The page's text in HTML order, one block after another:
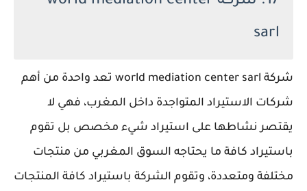
sarl
شركة world mediation center sarl تعد واحدة من أهم
شركات الاستيراد المتواجدة داخل المغرب، فهي لا
يقتصر نشاطها على استيراد شيء مخصص بل تقوم
باستيراد كافة ما يحتاجه السوق المغربي من منتجات
مختلفة ومتعددة، وتقوم الشركة باستيراد كافة المنتجات